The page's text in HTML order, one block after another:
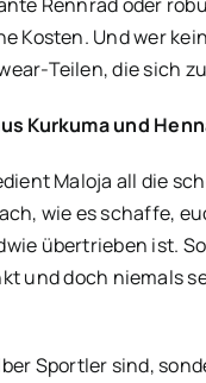
Kosten. Und wer
Teilen, die sich
Kurkuma und
Maloja all die
wie es schaffe,
übertrieben ist.
und doch niemals
Sportler sind,